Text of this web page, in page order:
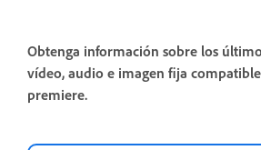
Obtenga información sobre los
vídeo, audio e imagen fija
premiere.